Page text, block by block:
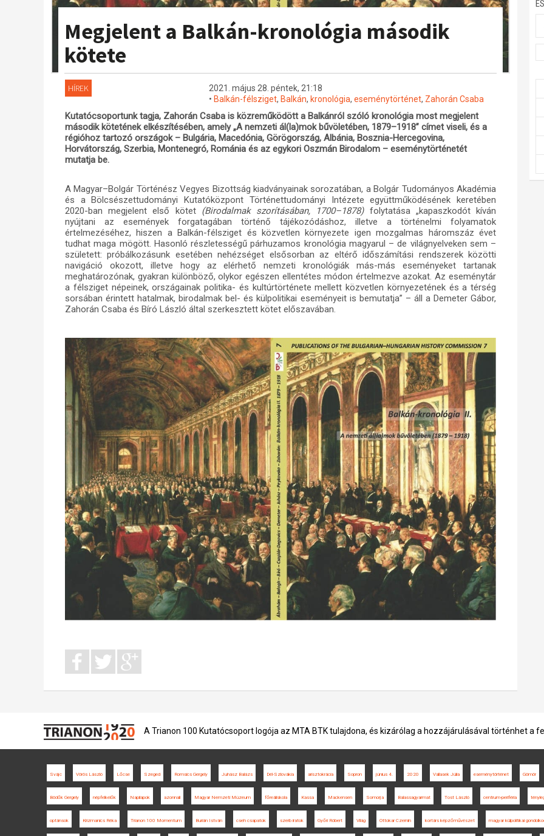
Megjelent a Balkán-kronológia második
kötete
HÍREK
2021. május 28. péntek, 21:18
• Balkán-félsziget, Balkán, kronológia, eseménytörténet, Zahorán Csaba
Kutatócsoportunk tagja, Zahorán Csaba is közreműködött a Balkánról szóló kronológia most megjelent
második kötetének elkészítésében, amely „A nemzeti ál(la)mok bűvöletében, 1879–1918” címet viseli, és a
régióhoz tartozó országok – Bulgária, Macedónia, Görögország, Albánia, Bosznia-Hercegovina,
Horvátország, Szerbia, Montenegró, Románia és az egykori Oszmán Birodalom – eseménytörténetét
mutatja be.
A Magyar–Bolgár Történész Vegyes Bizottság kiadványainak sorozatában, a Bolgár Tudományos Akadémia
és a Bölcsészettudományi Kutatóközpont Történettudományi Intézete együttműködésének keretében
2020-ban megjelent első kötet (Birodalmak szorításában, 1700–1878)folytatása „kapaszkodót kíván
nyújtani az események forgatagában történő tájékozódáshoz, illetve a történelmi folyamatok
értelmezéséhez, hiszen a Balkán-félsziget és közvetlen környezete igen mozgalmas háromszáz évet
tudhat maga mögött. Hasonló részletességű párhuzamos kronológia magyarul – de világnyelveken sem –
született: próbálkozásunk esetében nehézséget elsősorban az eltérő időszámítási rendszerek közötti
navigáció okozott, illetve hogy az elérhető nemzeti kronológiák más-más eseményeket tartanak
meghatározónak, gyakran különböző, olykor egészen ellentétes módon értelmezve azokat. Az eseménytár
a félsziget népeinek, országainak politika- és kultúrtörténete mellett közvetlen környezetének és a térség
sorsában érintett hatalmak, birodalmak bel- és külpolitikai eseményeit is bemutatja” – áll a Demeter Gábor,
Zahorán Csaba és Bíró László által szerkesztett kötet előszavában.
A Trianon 100 Kutatócsoport logója az MTA BTK tulajdona, és kizárólag a hozzájárulásával történhet a
Svájc Vörös László Lőcse Szeged Romsics Gergely Juhász Balázs Dél-Szlovákia arisztokrácia Sopron június 4. 2020 Vallasek Júlia eseménytörténet Gömör
Bödők Gergely népfelkelők Napilapok azonnali Magyar Nemzeti Múzeum főreáliskola Kassa Mackensen Somorja Balassagyarmat Tost László centrum-periféria
optánsok Krizmanics Réka Trianon 100 Momentum Burián István cseh csapatok szerb iratok Győri Róbert Világ Ottokar Czernin kortárs képzőművészet magyar külpolitikai